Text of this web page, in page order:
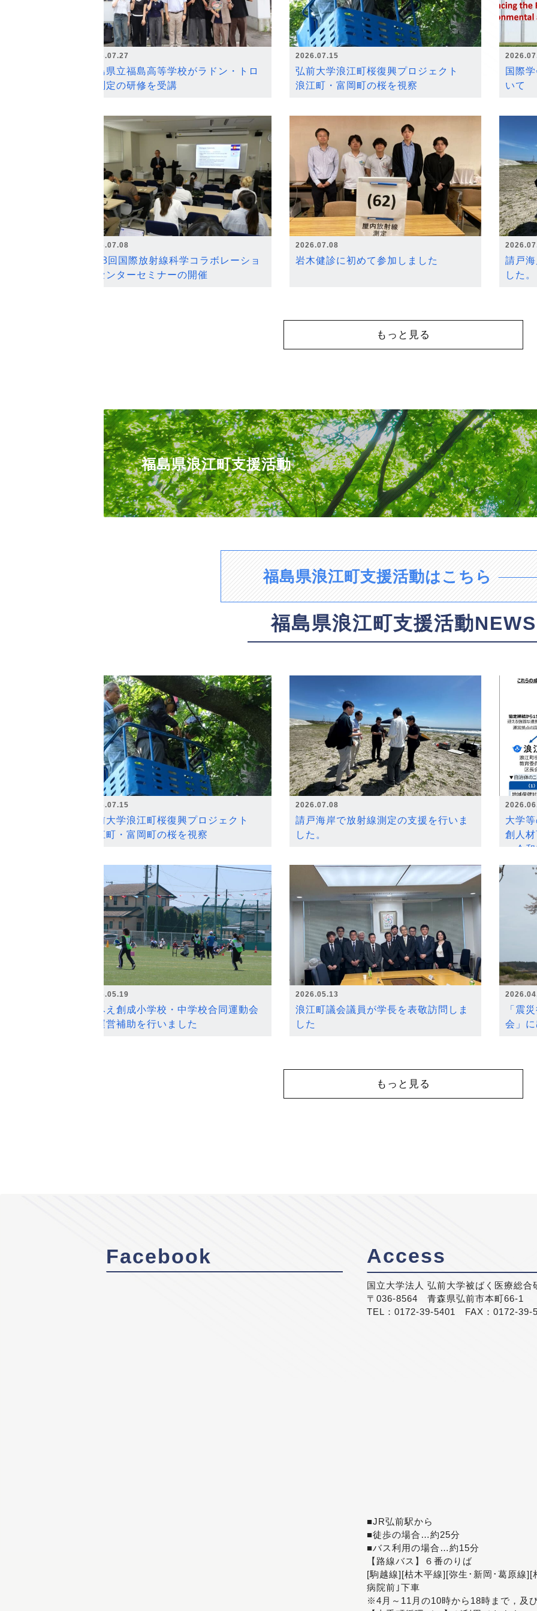
2026.07.27
福島県立福島高等学校がラドン・トロ
ン測定の研修を受講
2026.07.15
弘前大学浪江町桜復興プロジェクト
浪江町・富岡町の桜を視察
国際
いて
2026.07.08
第18回国際放射線科学コラボレーショ
ンセンターセミナーの開催
2026.07.08
岩木健診に初めて参加しました
請戸
した。
もっと見る
福島県浪江町支援活動
福島県浪江町支援活動はこちら
福島県浪江町支援活動NEWS
2026.07.15
弘前大学浪江町桜復興プロジェクト
浪江町・富岡町の桜を視察
2026.07.08
請戸海岸で放射線測定の支援を行いま
した。
大学
創人
～令
2026.05.19
なみえ創成小学校・中学校合同運動会
の運営補助を行いました
2026.05.13
浪江町議会議員が学長を表敬訪問しま
した
「震
会」
もっと見る
Facebook Access
国立大学法人 弘前大学被ばく医療総合
〒036-8564 青森県弘前市本町66-1
TEL：0172-39-5401 FAX：0172-39-
■JR弘前駅から
■徒歩の場合…約25分
■バス利用の場合…約15分
【路線バス】６番のりば
[駒越線][枯木平線][弥生･新岡･葛原線
病院前｣下車
※4月～11月の10時から18時まで，及